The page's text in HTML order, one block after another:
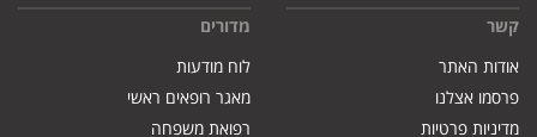
קשר
אודות האתר
פרסמו אצלנו
מדיניות פרטיות
מדורים
לוח מודעות
מאגר רופאים ראשי
רפואת משפחה